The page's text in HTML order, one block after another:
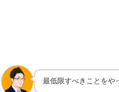
最低限すべきことをや